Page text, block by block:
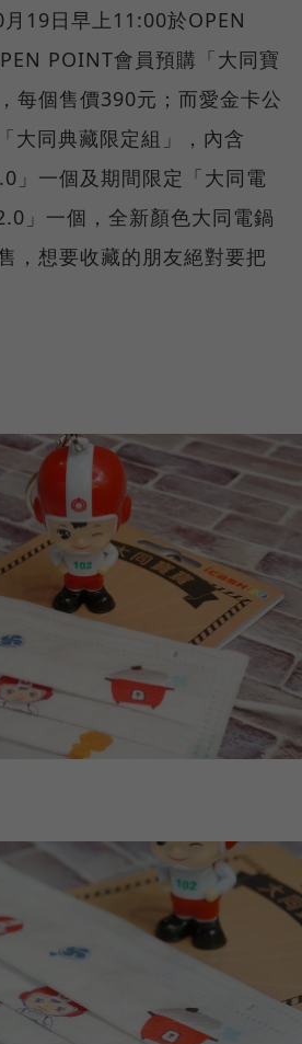
19日早上11:00於OPEN
POINT會員預購「大同寶
每個售價390元；而愛金卡公
大同典藏限定組」，內含
」一個及期間限定「大同電
」一個，全新顏色大同電鍋
，想要收藏的朋友絕對要把